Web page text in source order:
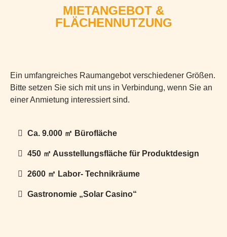
MIETANGEBOT &
FLÄCHENNUTZUNG
Ein umfangreiches Raumangebot verschiedener Größen.
Bitte setzen Sie sich mit uns in Verbindung, wenn Sie an
einer Anmietung interessiert sind.
Ca. 9.000 ㎡ Bürofläche
450 ㎡ Ausstellungsfläche für Produktdesign
2600 ㎡ Labor- Technikräume
Gastronomie „Solar Casino“